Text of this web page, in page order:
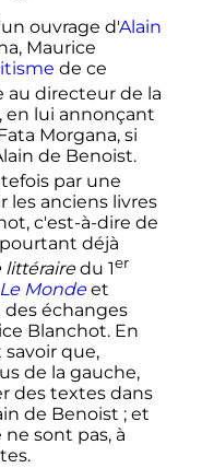
ouvrage d'Alain
Maurice
de ce
au directeur de la
en lui annonçant
Morgana, si
de Benoist.
par une
les anciens livres
c'est-à-dire de
déjà
littérairedu 1er
Le Mondeet
échanges
Blanchot. En
que,
de la gauche,
des textes dans
de Benoist ; et
sont pas, à